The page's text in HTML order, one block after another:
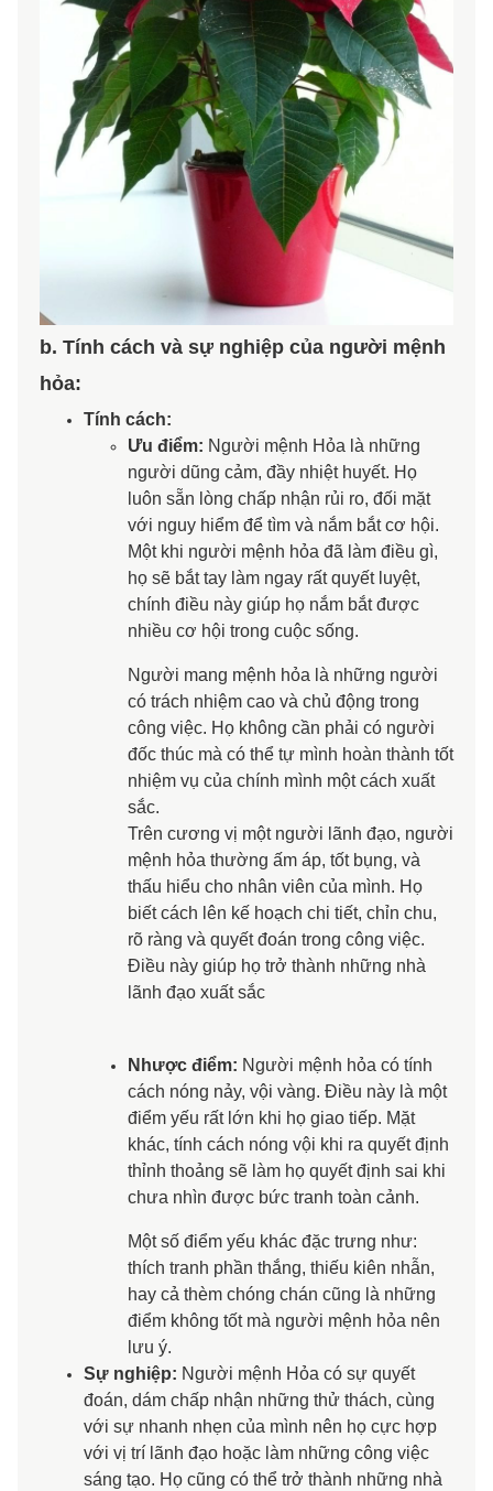
b. Tính cách và sự nghiệp của người mệnh
hỏa:
Tính cách:
​Ưu điểm: Người mệnh Hỏa là những
người dũng cảm, đầy nhiệt huyết. Họ
luôn sẵn lòng chấp nhận rủi ro, đối mặt
với nguy hiểm để tìm và nắm bắt cơ hội.
Một khi người mệnh hỏa đã làm điều gì,
họ sẽ bắt tay làm ngay rất quyết luyệt,
chính điều này giúp họ nắm bắt được
nhiều cơ hội trong cuộc sống.
Người mang mệnh hỏa là những người
có trách nhiệm cao và chủ động trong
công việc. Họ không cần phải có người
đốc thúc mà có thể tự mình hoàn thành tốt
nhiệm vụ của chính mình một cách xuất
sắc.
Trên cương vị một người lãnh đạo, người
mệnh hỏa thường ấm áp, tốt bụng, và
thấu hiểu cho nhân viên của mình. Họ
biết cách lên kế hoạch chi tiết, chỉn chu,
rõ ràng và quyết đoán trong công việc.
Điều này giúp họ trở thành những nhà
lãnh đạo xuất sắc
Nhược điểm: Người mệnh hỏa có tính
cách nóng nảy, vội vàng. Điều này là một
điểm yếu rất lớn khi họ giao tiếp. Mặt
khác, tính cách nóng vội khi ra quyết định
thỉnh thoảng sẽ làm họ quyết định sai khi
chưa nhìn được bức tranh toàn cảnh.
Một số điểm yếu khác đặc trưng như:
thích tranh phần thắng, thiếu kiên nhẫn,
hay cả thèm chóng chán cũng là những
điểm không tốt mà người mệnh hỏa nên
lưu ý.
Sự nghiệp: Người mệnh Hỏa có sự quyết
đoán, dám chấp nhận những thử thách, cùng
với sự nhanh nhẹn của mình nên họ cực hợp
với vị trí lãnh đạo hoặc làm những công việc
sáng tạo. Họ cũng có thể trở thành những nhà